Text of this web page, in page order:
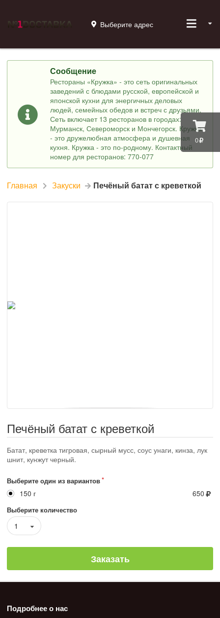
0
Выберите адрес
Сообщение
Рестораны «Кружка» - это сеть оригинальных
заведений с блюдами русской, европейской и
японской кухни для энергичных деловых
людей, семейных обедов и встреч с друзьями.
Сеть включает 13 ресторанов в городах:
Мурманск, Североморск и Мончегорск. Кружка
- это дружелюбная атмосфера и душевная
кухня. Кружка - это по-родному. Контактный
номер для ресторанов: 770-077
Главная Закуски Печёный батат с креветкой
Печёный батат с креветкой
Батат, креветка тигровая, сырный мусс, соус унаги, кинза, лук
шнит, кунжут черный.
Выберите один из вариантов
150 г 650
Выберите количество
1
Заказать
Подробнее о нас